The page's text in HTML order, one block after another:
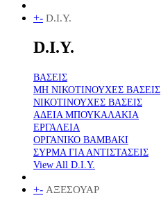
+- D.I.Y.
D.I.Y.
ΒΑΣΕΙΣ
ΜΗ ΝΙΚΟΤΙΝΟΥΧΕΣ ΒΑΣΕΙΣ
ΝΙΚΟΤΙΝΟΥΧΕΣ ΒΑΣΕΙΣ
ΑΔΕΙΑ ΜΠΟΥΚΑΛΑΚΙΑ
ΕΡΓΑΛΕΙΑ
ΟΡΓΑΝΙΚΟ ΒΑΜΒΑΚΙ
ΣΥΡΜΑ ΓΙΑ ΑΝΤΙΣΤΑΣΕΙΣ
View All D.I.Y.
+- ΑΞΕΣΟΥΑΡ